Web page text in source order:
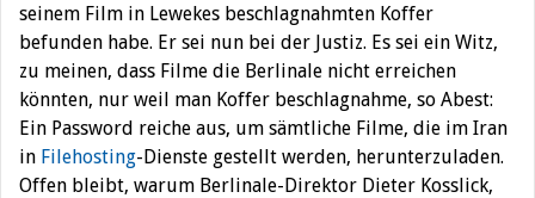
seinem Film in Lewekes beschlagnahmten Koffer
befunden habe. Er sei nun bei der Justiz. Es sei ein Witz,
zu meinen, dass Filme die Berlinale nicht erreichen
könnten, nur weil man Koffer beschlagnahme, so Abest:
Ein Password reiche aus, um sämtliche Filme, die im Iran
in Filehosting-Dienste gestellt werden, herunterzuladen.
Offen bleibt, warum Berlinale-Direktor Dieter Kosslick,